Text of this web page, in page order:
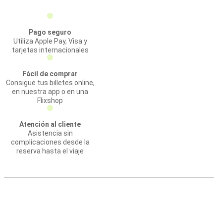
Pago seguro
Utiliza Apple Pay, Visa y
tarjetas internacionales
Fácil de comprar
Consigue tus billetes online,
en nuestra app o en una
Flixshop
Atención al cliente
Asistencia sin
complicaciones desde la
reserva hasta el viaje